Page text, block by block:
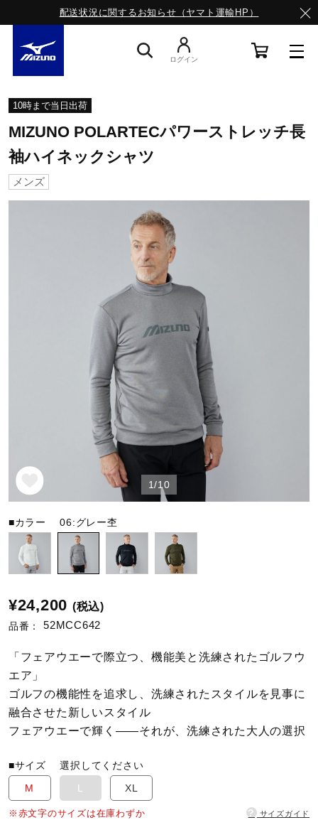
配送状況に関するお知らせ（ヤマト運輸HP）
スニーカー
ライフスタイルウエア
サッカー／フットサル
トレーニング
バレーボール
テニス／ソフトテニス
バドミントン
卓球
ソフトボール
ログイン
10時まで当日出荷
MIZUNO POLARTECパワーストレッチ長
袖ハイネックシャツ
メンズ
1/10
■カラー06:グレー杢
¥24,200 (税込)
品番： 52MCC642
「フェアウエーで際立つ、機能美と洗練されたゴルフウ
エア」
ゴルフの機能性を追求し、洗練されたスタイルを見事に
融合させた新しいスタイル
フェアウエーで輝く――それが、洗練された大人の選択
■サイズ選択してください
M
L XL
※赤文字のサイズは在庫わずか ? サイズガイド